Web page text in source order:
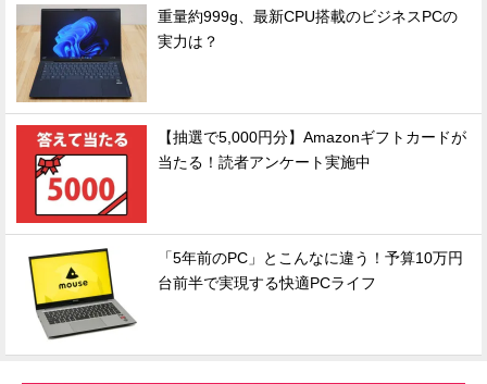
重量約999g、最新CPU搭載のビジネスPCの
実力は？
【抽選で5,000円分】Amazonギフトカードが
当たる！読者アンケート実施中
「5年前のPC」とこんなに違う！予算10万円
台前半で実現する快適PCライフ